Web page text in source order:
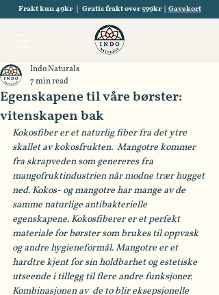
Frakt kun 49kr | Gratis frakt over 599kr | Gavekort
Egenskapene til våre børster:
vitenskapen bak
Indo Naturals
7 min read
Kokosfiber er et naturlig fiber fra det ytre
skallet av kokosfrukten.  Mangotre kommer
fra skrapveden som genereres fra
mangofruktindustrien når modne trær hugget
ned. Kokos- og mangotre har mange av de
samme naturlige antibakterielle
egenskapene. Kokosfiberer er et perfekt
materiale for børster som brukes til oppvask
og andre hygieneformål. Mangotre er et
hardtre kjent for sin holdbarhet og estetiske
utseende i tillegg til flere andre funksjoner.
Kombinasjonen av  de to blir eksepsjonelle